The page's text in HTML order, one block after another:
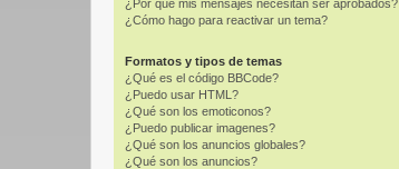
¿Por qué mis mensajes necesitan ser aprobados?
¿Cómo hago para reactivar un tema?
Formatos y tipos de temas
¿Qué es el código BBCode?
¿Puedo usar HTML?
¿Qué son los emoticonos?
¿Puedo publicar imagenes?
¿Qué son los anuncios globales?
¿Qué son los anuncios?